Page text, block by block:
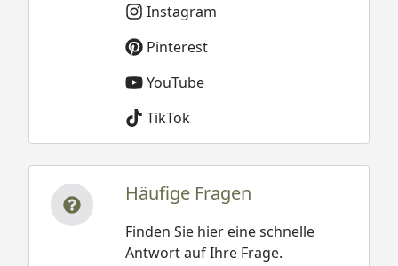
Instagram
Pinterest
YouTube
TikTok
Häufige Fragen
Finden Sie hier eine schnelle
Antwort auf Ihre Frage.